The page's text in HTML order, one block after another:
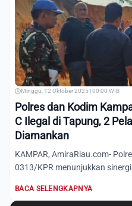
Minggu, 12 Oktober 2025 | 00:00 WIB
Polres dan Kodim
C Ilegal di Tapung, 2
Diamankan
KAMPAR, AmiraRiau.com-
0313/KPR menunjukkan
BACA SELENGKAPNYA